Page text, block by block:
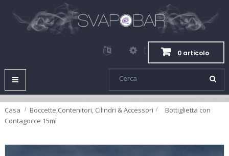
0 articolo
Navigazione
Toggle
Casa Boccette,Contenitori, Cilindri & Accessori >
Bottiglietta con
Contagocce 15ml